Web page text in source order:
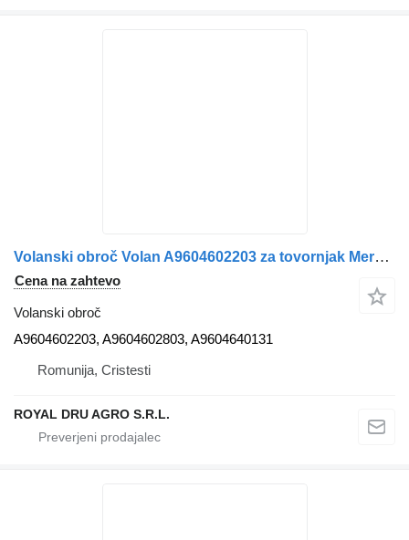
Volanski obroč Volan A9604602203 za tovornjak Mercedes-Benz OEM A9604602203/A9604602803/A9604640131
Cena na zahtevo
Volanski obroč
A9604602203, A9604602803, A9604640131
Romunija, Cristesti
ROYAL DRU AGRO S.R.L.